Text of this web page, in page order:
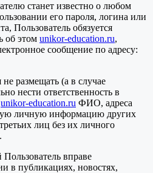
станет известно о любом
его пароля, логина или
Пользователь обязуется
об этом unikor-education.ru,
сообщение по адресу:
не размещать (а в случае
нести ответственность в
unikor-education.ru ФИО, адреса
личную информацию других
лиц без их личного
вправе
в публикациях, новостях,